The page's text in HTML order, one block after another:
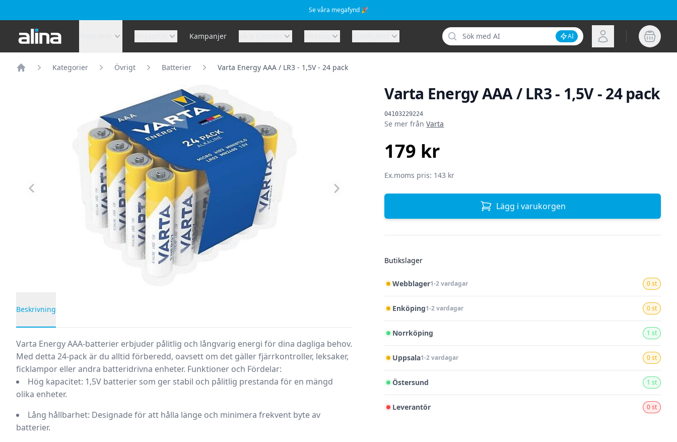
Se våra megafynd 🎉
Alina.se Kampanjer
Sök
Inaktivera AI-sökning
AI Logga in
Kategorier Övrigt Batterier Varta Energy AAA / LR3 - 1,5V - 24 pack
Varta Energy AAA / LR3 - 1,5V - 24 pack
04103229224
Produktinformation
Se mer frånVarta
179 kr
Ex.moms pris: 143 kr
Lägg i varukorgen
Butikslager
Webblager1-2 vardagar 0 st
Enköping1-2 vardagar 0 st
Norrköping 1 st
Uppsala1-2 vardagar 0 st
Östersund 1 st
Leverantör 0 st
Beskrivning
Varta Energy AAA-batterier erbjuder pålitlig och långvarig energi för dina dagliga behov.
Med detta 24-pack är du alltid förberedd, oavsett om det gäller fjärrkontroller, leksaker,
ficklampor eller andra batteridrivna enheter. Funktioner och Fördelar:
Hög kapacitet: 1,5V batterier som ger stabil och pålitlig prestanda för en mängd
olika enheter.
Lång hållbarhet: Designade för att hålla länge och minimera frekvent byte av
batterier.